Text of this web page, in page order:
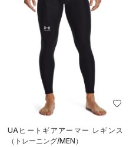
UAヒートギアアーマー レギンス
（トレーニング/MEN）